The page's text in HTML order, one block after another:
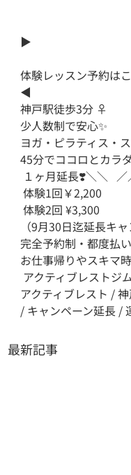
▶︎
体験レッスン予約は
◀︎
神戸駅徒歩3分 ‍♀️
少人数制で安心✨
ヨガ・ピラティス・
45分でココロとカラ
体験1回￥2,200
体験2回 ¥3,300
（9月30日迄延長キャ
完全予約制・都度払
お仕事帰りやスキマ
アクティブレスト /
/ キャンペーン延長 /
最新記事